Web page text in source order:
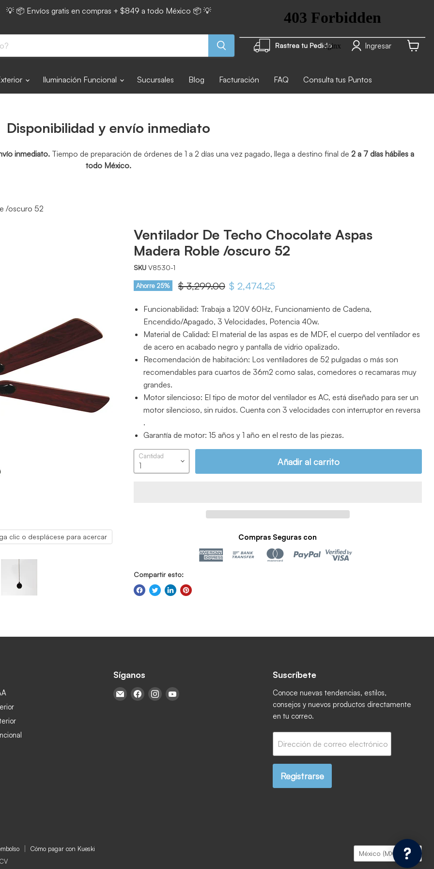
💡 📦 Envíos gratis en compras + $849 a todo México 📦 💡
Rastrea tu Pedido Ingresar
Iluminación Funcional Sucursales Blog Facturación FAQ Consulta tus Puntos
Disponibilidad y envío inmediato
inmediato. Tiempo de preparación de órdenes de 1 a 2 días una vez pagado, llega a destino final de 2 a 7 días hábiles a
todo México.
/oscuro 52
clic o desplácese para acercar
Ventilador De Techo Chocolate Aspas
Madera Roble /oscuro 52
SKU V8530-1
Ahorre 25% Precio original
$ 3,299.00 Precio actual
$ 2,474.25
Funcionabilidad: Trabaja a 120V 60Hz, Funcionamiento de Cadena,
Encendido/Apagado, 3 Velocidades, Potencia 40w.
Material de Calidad: El material de las aspas es de MDF, el cuerpo del ventilador es
de acero en acabado negro y pantalla de vidrio opalizado.
Recomendación de habitación: Los ventiladores de 52 pulgadas o más son
recomendables para cuartos de 36m2 como salas, comedores o recamaras muy
grandes.
Motor silencioso: El tipo de motor del ventilador es AC, está diseñado para ser un
motor silencioso, sin ruidos. Cuenta con 3 velocidades con interruptor en reversa
.
Garantía de motor: 15 años y 1 año en el resto de las piezas.
Cantidad
Añadir al carrito
Compras Seguras con
Compartir esto:
Síganos
Encuéntrenos en Correo electrónico
Encuéntrenos en Facebook
Encuéntrenos en Instagram
Suscríbete
Conoce nuevas tendencias, estilos,
consejos y nuevos productos directamente
en tu correo.
Dirección de correo electrónico
Registrarse
Cómo pagar con Kueski
País
México (MXN $)